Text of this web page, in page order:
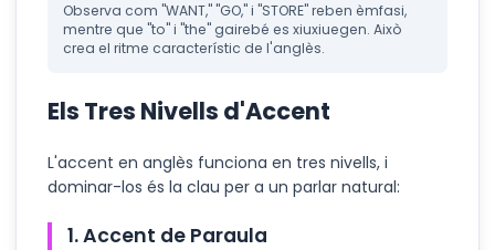
Observa com "WANT," "GO," i "STORE" reben èmfasi,
mentre que "to" i "the" gairebé es xiuxiuegen. Això
crea el ritme característic de l'anglès.
Els Tres Nivells d'Accent
L'accent en anglès funciona en tres nivells, i
dominar-los és la clau per a un parlar natural:
1. Accent de Paraula